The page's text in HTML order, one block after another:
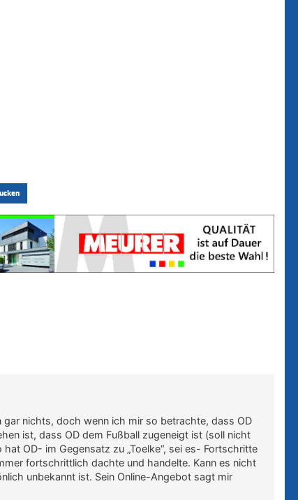
gar nichts, doch wenn ich mir so betrachte, dass OD
ist, dass OD dem Fußball zugeneigt ist (soll nicht
OD- im Gegensatz zu „Toelke“, sei es- Fortschritte
fortschrittlich dachte und handelte. Kann es nicht
unbekannt ist. Sein Online-Angebot sagt mir